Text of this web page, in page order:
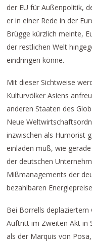
der EU für Außenpolitik,
er in einer Rede in der
Brügge kürzlich meinte,
der restlichen Welt
eindringen könne.
Mit dieser Sichtweise
Kulturvölker Asiens
anderen Staaten des
Neue
inzwischen als Humorist
einladen muß, wie
der deutschen
Mißmanagements der
bezahlbaren
Bei Borrells deplaziertem
Auftritt im Zweiten Akt in
als der Marquis von